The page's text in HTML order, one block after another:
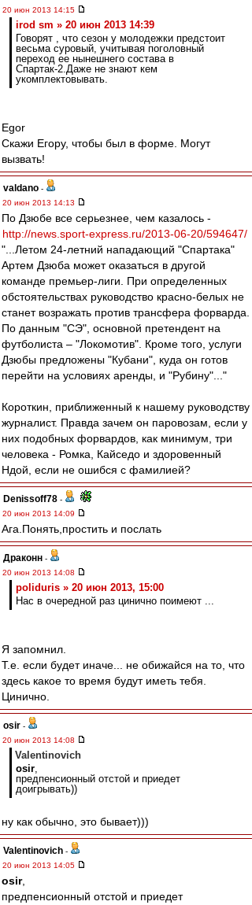
20 июн 2013 14:15
irod sm » 20 июн 2013 14:39
Говорят , что сезон у молодежки предстоит
весьма суровый, учитывая поголовный
переход ее нынешнего состава в
Спартак-2.Даже не знают кем
укомплектовывать.
Egor
Скажи Егору, чтобы был в форме. Могут
вызвать!
valdano -
20 июн 2013 14:13
По Дзюбе все серьезнее, чем казалось -
http://news.sport-express.ru/2013-06-20/594647/
"...Летом 24-летний нападающий "Спартака"
Артем Дзюба может оказаться в другой
команде премьер-лиги. При определенных
обстоятельствах руководство красно-белых не
станет возражать против трансфера форварда.
По данным "СЭ", основной претендент на
футболиста – "Локомотив". Кроме того, услуги
Дзюбы предложены "Кубани", куда он готов
перейти на условиях аренды, и "Рубину"..."
Короткин, приближенный к нашему руководству
журналист. Правда зачем он паровозам, если у
них подобных форвардов, как минимум, три
человека - Ромка, Кайседо и здоровенный
Ндой, если не ошибся с фамилией?
Denissoff78 -
20 июн 2013 14:09
Ага.Понять,простить и послать
Драконн -
20 июн 2013 14:08
poliduris » 20 июн 2013, 15:00
Нас в очередной раз цинично поимеют ...
Я запомнил.
Т.е. если будет иначе... не обижайся на то, что
здесь какое то время будут иметь тебя.
Цинично.
osir -
20 июн 2013 14:08
Valentinovich
osir,
предпенсионный отстой и приедет
доигрывать))
ну как обычно, это бывает)))
Valentinovich -
20 июн 2013 14:05
osir,
предпенсионный отстой и приедет